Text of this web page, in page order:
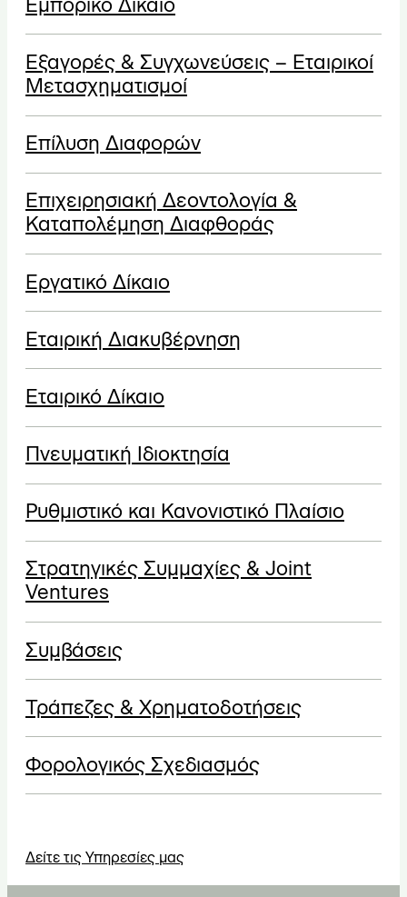
Εξαγορές & Συγχωνεύσεις – Εταιρικοί
Μετασχηματισμοί
Επίλυση Διαφορών
Επιχειρησιακή Δεοντολογία &
Καταπολέμηση Διαφθοράς
Εργατικό Δίκαιο
Εταιρική Διακυβέρνηση
Εταιρικό Δίκαιο
Πνευματική Ιδιοκτησία
Ρυθμιστικό και Κανονιστικό Πλαίσιο
Στρατηγικές Συμμαχίες & Joint
Ventures
Συμβάσεις
Τράπεζες & Χρηματοδοτήσεις
Φορολογικός Σχεδιασμός
Δείτε τις Υπηρεσίες μας